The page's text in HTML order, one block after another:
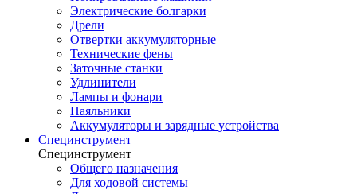
Электрические болгарки
Дрели
Отвертки аккумуляторные
Технические фены
Заточные станки
Удлинители
Лампы и фонари
Паяльники
Аккумуляторы и зарядные устройства
Специнструмент
Специнструмент
Общего назначения
Для ходовой системы